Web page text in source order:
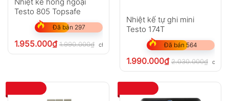
Nhiệt kế hồng ngoại
Testo 805 Topsafe
Đã bán 297
1.955.000₫ 1.990.000₫ chưa VAT 8%
Nhiệt kế tự ghi mini
Testo 174T
Đã bán 564
1.990.000₫ 2.030.000₫ chưa